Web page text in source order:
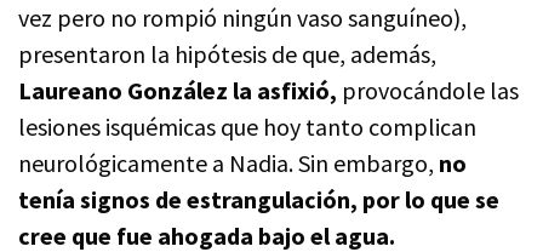
vez pero no rompió ningún vaso sanguíneo),
presentaron la hipótesis de que, además,
Laureano González la asfixió, provocándole las
lesiones isquémicas que hoy tanto complican
neurológicamente a Nadia. Sin embargo, no
tenía signos de estrangulación, por lo que se
cree que fue ahogada bajo el agua.